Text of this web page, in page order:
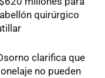
quirúrgico
clarifica que
no pueden